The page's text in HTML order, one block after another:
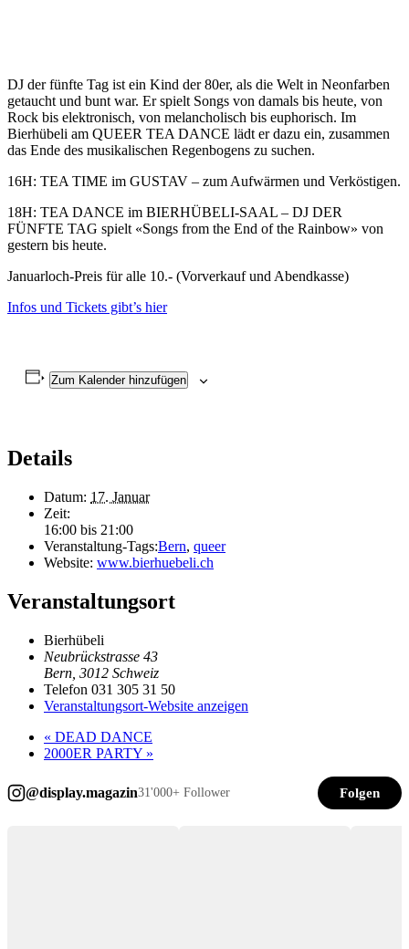
DJ der fünfte Tag ist ein Kind der 80er, als die Welt in Neonfarben
getaucht und bunt war. Er spielt Songs von damals bis heute, von
Rock bis elektronisch, von melancholisch bis euphorisch. Im
Bierhübeli am QUEER TEA DANCE lädt er dazu ein, zusammen
das Ende des musikalischen Regenbogens zu suchen.
16H: TEA TIME im GUSTAV – zum Aufwärmen und Verköstigen.
18H: TEA DANCE im BIERHÜBELI-SAAL – DJ DER
FÜNFTE TAG spielt «Songs from the End of the Rainbow» von
gestern bis heute.
Januarloch-Preis für alle 10.- (Vorverkauf und Abendkasse)
Infos und Tickets gibt’s hier
Zum Kalender hinzufügen
Details
Datum: 17. Januar
Zeit:
16:00 bis 21:00
Veranstaltung-Tags:Bern, queer
Website: www.bierhuebeli.ch
Veranstaltungsort
Bierhübeli
Neubrückstrasse 43
Bern 3012 Schweiz
Telefon 031 305 31 50
Veranstaltungsort-Website anzeigen
« DEAD DANCE
2000ER PARTY »
@display.magazin31'000+ Follower Folgen